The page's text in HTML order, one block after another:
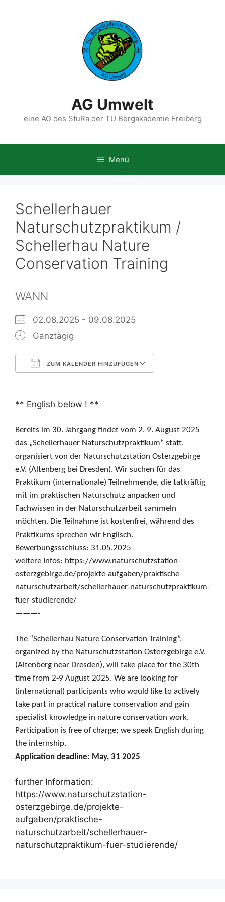
AG Umwelt
eine AG des StuRa der TU Bergakademie Freiberg
Menü
Schellerhauer
Naturschutzpraktikum /
Schellerhau Nature
Conservation Training
WANN
02.08.2025 - 09.08.2025
Ganztägig
ZUM KALENDER HINZUFÜGEN
** English below ! **
Bereits im 30. Jahrgang findet vom 2.-9. August 2025
das „Schellerhauer Naturschutzpraktikum“ statt,
organisiert von der Naturschutzstation Osterzgebirge
e.V. (Altenberg bei Dresden). Wir suchen für das
Praktikum (internationale) Teilnehmende, die tatkräftig
mit im praktischen Naturschutz anpacken und
Fachwissen in der Naturschutzarbeit sammeln
möchten. Die Teilnahme ist kostenfrei, während des
Praktikums sprechen wir Englisch.
Bewerbungssschluss: 31.05.2025
weitere Infos: https://www.naturschutzstation-
osterzgebirge.de/projekte-aufgaben/praktische-
naturschutzarbeit/schellerhauer-naturschutzpraktikum-
fuer-studierende/
———-
The “Schellerhau Nature Conservation Training”,
organized by the Naturschutzstation Osterzgebirge e.V.
(Altenberg near Dresden), will take place for the 30th
time from 2-9 August 2025. We are looking for
(international) participants who would like to actively
take part in practical nature conservation and gain
specialist knowledge in nature conservation work.
Participation is free of charge; we speak English during
the internship.
Application deadline: May, 31 2025
further Information:
https://www.naturschutzstation-
osterzgebirge.de/projekte-
aufgaben/praktische-
naturschutzarbeit/schellerhauer-
naturschutzpraktikum-fuer-studierende/